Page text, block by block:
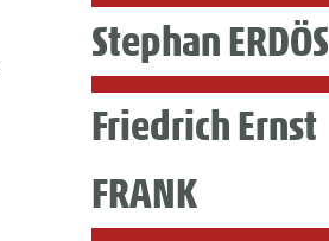
Stephan ERDÖS
Friedrich Ernst
FRANK